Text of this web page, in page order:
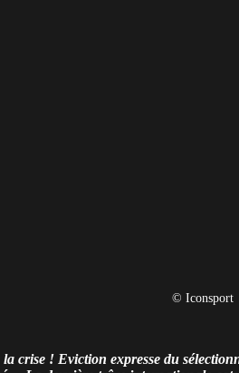
© Iconsport
crise ! Eviction expresse du